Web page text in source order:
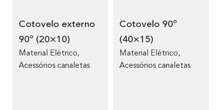
Cotovelo externo
90º (20×10)
Material Elétrico,
Acessórios canaletas
Cotovelo 90º
(40×15)
Material Elétrico,
Acessórios canaletas